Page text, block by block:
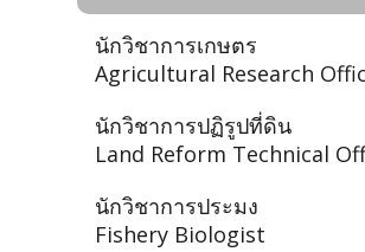
นักวิชาการเกษตร
Agricultural Research
นักวิชาการปฏิรูปที่ดิน
Land Reform Technical
นักวิชาการประมง
Fishery Biologist